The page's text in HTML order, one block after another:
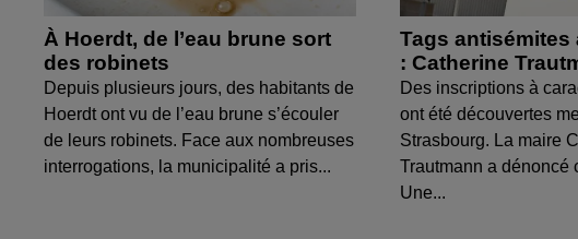
À Hoerdt, de l’eau brune sort
des robinets
Depuis plusieurs jours, des habitants de
Hoerdt ont vu de l’eau brune s’écouler
de leurs robinets. Face aux nombreuses
interrogations, la municipalité a pris...
Tags antisémites
: Catherine
Des inscriptions à
ont été découvertes
Strasbourg. La maire
Trautmann a dénoncé
Une...